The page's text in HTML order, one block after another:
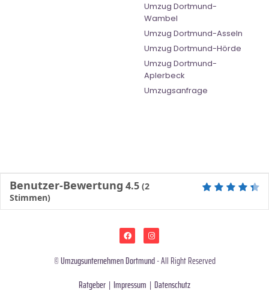
Umzug Dortmund-
Wambel
Umzug Dortmund-Asseln
Umzug Dortmund-Hörde
Umzug Dortmund-
Aplerbeck
Umzugsanfrage
Benutzer-Bewertung 4.5 (2
Stimmen)
©Umzugsunternehmen Dortmund- All Right Reserved
Ratgeber | Impressum | Datenschutz